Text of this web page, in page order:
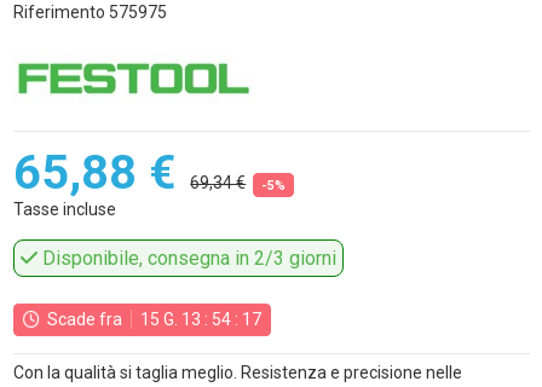
Riferimento 575975
65,88 € 69,34 € -5%
Tasse incluse
Disponibile, consegna in 2/3 giorni
Scade fra 15 G. 13 : 54: 17
Con la qualità si taglia meglio. Resistenza e precisione nelle